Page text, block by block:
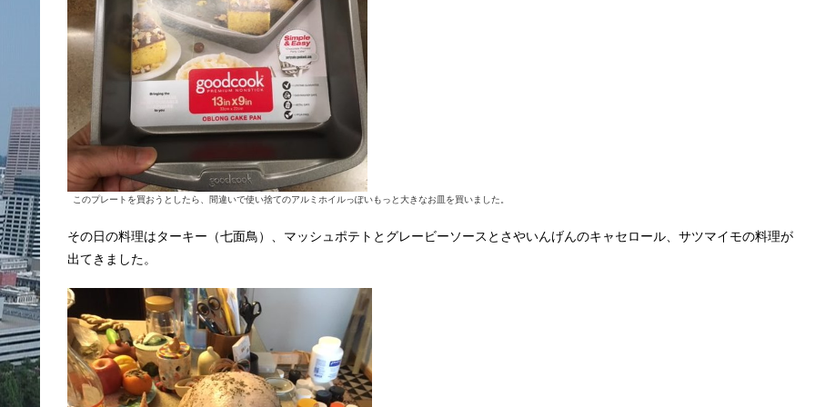
このプレートを買おうとしたら、間違いで使い捨てのアルミホイルっぽいもっと大きなお皿を買いました。
その日の料理はターキー（七面鳥）、マッシュポテトとグレービーソースとさやいんげんのキャセロール、サツマイモの料理が
出てきました。